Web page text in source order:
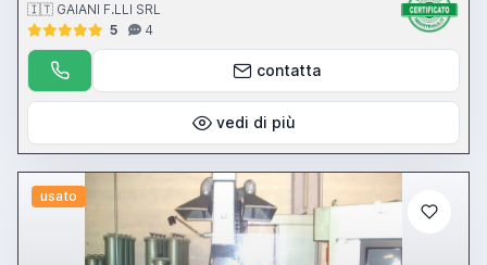
🇮🇹 GAIANI F.LLI SRL
5
4
contatta
vedi di più
usato